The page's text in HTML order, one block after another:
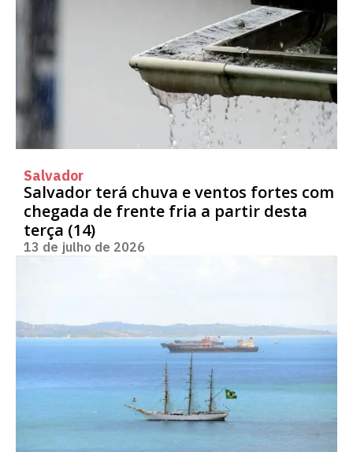
Salvador
Salvador terá chuva e ventos fortes com
chegada de frente fria a partir desta
terça (14)
13 de julho de 2026